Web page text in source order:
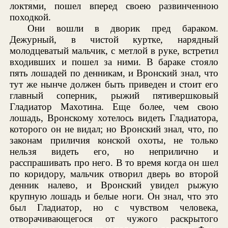
локтями, пошел вперед своею развинченною
походкой.
Они вошли в дворик пред бараком.
Дежурный, в чистой куртке, нарядный
молодцеватый мальчик, с метлой в руке, встретил
входивших и пошел за ними. В бараке стояло
пять лошадей по денникам, и Вронский знал, что
тут же нынче должен быть приведен и стоит его
главный соперник, рыжий пятивершковый
Гладиатор Махотина. Еще более, чем свою
лошадь, Вронскому хотелось видеть Гладиатора,
которого он не видал; но Вронский знал, что, по
законам приличия конской охоты, не только
нельзя видеть его, но неприлично и
расспрашивать про него. В то время когда он шел
по коридору, мальчик отворил дверь во второй
денник налево, и Вронский увидел рыжую
крупную лошадь и белые ноги. Он знал, что это
был Гладиатор, но с чувством человека,
отворачивающегося от чужого раскрытого